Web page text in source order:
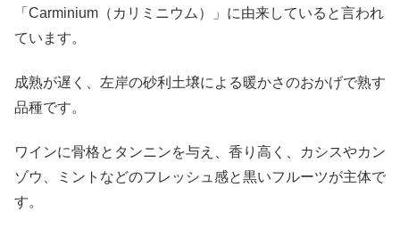
「Carminium（カリミニウム）」に由来していると言われ
ています。
成熟が遅く、左岸の砂利土壌による暖かさのおかげで熟す
品種です。
ワインに骨格とタンニンを与え、香り高く、カシスやカン
ゾウ、ミントなどのフレッシュ感と黒いフルーツが主体で
す。